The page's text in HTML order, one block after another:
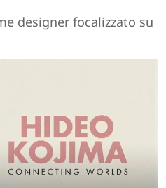
designer focalizzato su